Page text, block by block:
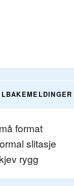
format
slitasje
rygg